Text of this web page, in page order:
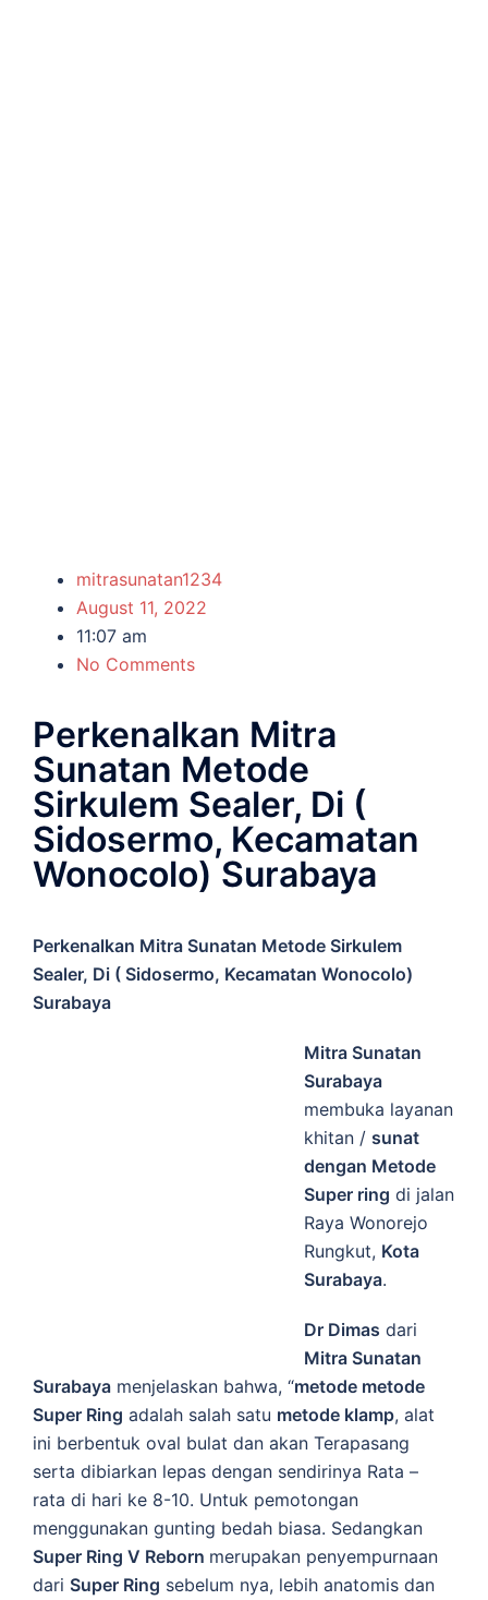
mitrasunatan1234
August 11, 2022
11:07 am
No Comments
Perkenalkan Mitra
Sunatan Metode
Sirkulem Sealer, Di (
Sidosermo, Kecamatan
Wonocolo) Surabaya
Perkenalkan Mitra Sunatan Metode Sirkulem
Sealer, Di ( Sidosermo, Kecamatan Wonocolo)
Surabaya
Mitra Sunatan
Surabaya
membuka layanan
khitan / sunat
dengan Metode
Super ring di jalan
Raya Wonorejo
Rungkut, Kota
Surabaya.
Dr Dimas dari
Mitra Sunatan
Surabaya menjelaskan bahwa, “metode metode
Super Ring adalah salah satu metode klamp, alat
ini berbentuk oval bulat dan akan Terapasang
serta dibiarkan lepas dengan sendirinya Rata –
rata di hari ke 8-10. Untuk pemotongan
menggunakan gunting bedah biasa. Sedangkan
Super Ring V Reborn merupakan penyempurnaan
dari Super Ring sebelum nya, lebih anatomis dan